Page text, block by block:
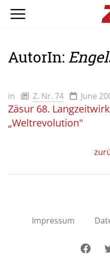
AutorIn:
in Z. Nr. 74 June
Zäsur 68.
„Weltrevolution"
Impressum